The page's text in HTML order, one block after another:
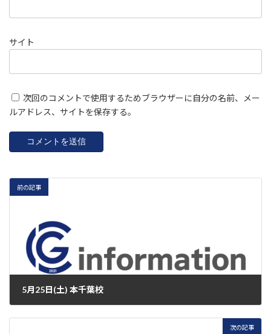
サイト
次回のコメントで使用するためブラウザーに自分の名前、メー
ルアドレス、サイトを保存する。
前の記事
5月25日(土) 本千葉校
次の記事